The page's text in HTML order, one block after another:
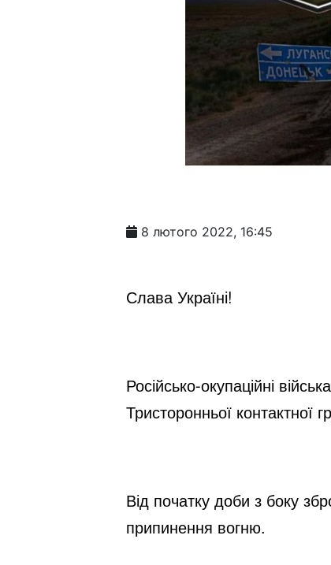
8 лютого 2022, 16:45
Слава Україні!
Російсько-окупаційні
Тристоронньої контактної
Від початку доби з боку
припинення вогню.